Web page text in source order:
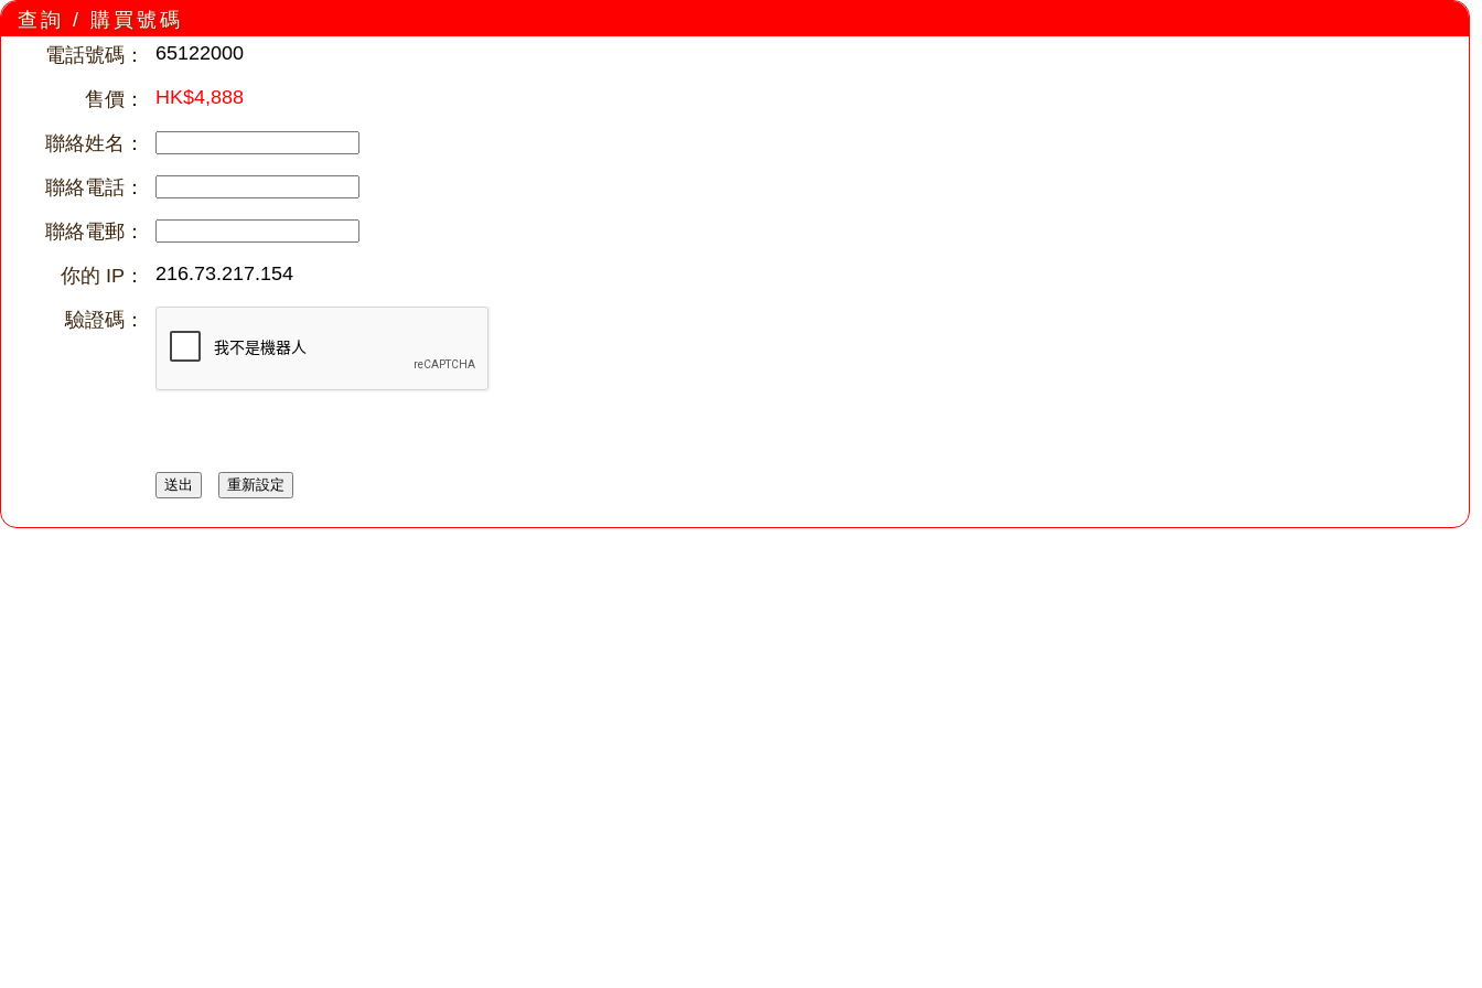
查詢 / 購買號碼
電話號碼：
65122000
售價： HK$4,888
聯絡姓名：
聯絡電話：
聯絡電郵：
你的 IP：
216.73.217.154
驗證碼：